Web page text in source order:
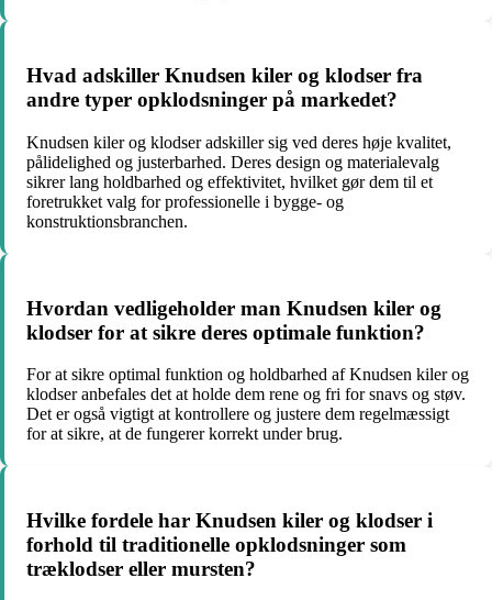
Hvad adskiller Knudsen kiler og klodser fra
andre typer opklodsninger på markedet?
Knudsen kiler og klodser adskiller sig ved deres høje kvalitet,
pålidelighed og justerbarhed. Deres design og materialevalg
sikrer lang holdbarhed og effektivitet, hvilket gør dem til et
foretrukket valg for professionelle i bygge- og
konstruktionsbranchen.
Hvordan vedligeholder man Knudsen kiler og
klodser for at sikre deres optimale funktion?
For at sikre optimal funktion og holdbarhed af Knudsen kiler og
klodser anbefales det at holde dem rene og fri for snavs og støv.
Det er også vigtigt at kontrollere og justere dem regelmæssigt
for at sikre, at de fungerer korrekt under brug.
Hvilke fordele har Knudsen kiler og klodser i
forhold til traditionelle opklodsninger som
træklodser eller mursten?